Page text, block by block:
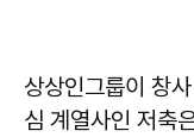
상상인그룹이 창
심 계열사인 저축